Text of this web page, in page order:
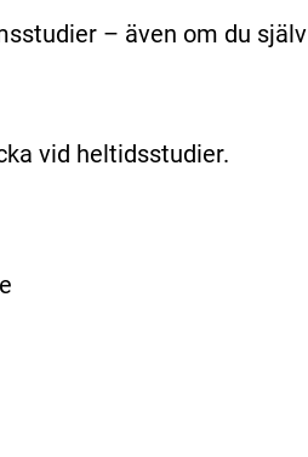
– även om du själv
vid heltidsstudier.